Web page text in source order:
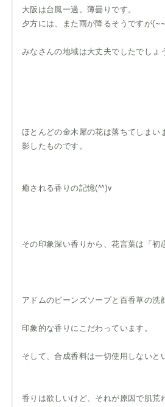
大阪は台風一過。薄曇りです。
夕方には、また雨が降るそうですが
みなさんの地域は大丈夫でしたでしょ
ほとんどの金木犀の花は落ちてしまい
影したものです。
癒される香りの記憶(^^)v
その印象深い香りから、花言葉は「初
アドムのビーンズソープと百香草の洗
印象的な香りにこだわっています。
そして、合成香料は一切使用しない
香りは欲しいけど、それが原因で肌荒